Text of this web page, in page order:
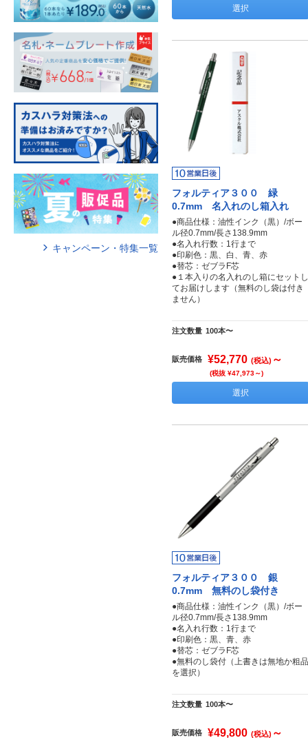
選択
フォルティア３００ 緑
0.7mm 名入れのし箱入れ
●商品仕様：油性インク（黒）/ボー
ル径0.7mm/長さ138.9mm
●名入れ行数：1行まで
●印刷色：黒、白、青、赤
●替芯：ゼブラF芯
●１本入りの名入れのし箱にセットし
てお届けします（無料のし袋は付き
ません）
注文数量 100本〜
販売価格 ¥52,770 (税込) ～
(税抜 ¥47,973～)
選択
フォルティア３００ 銀
0.7mm 無料のし袋付き
●商品仕様：油性インク（黒）/ボー
ル径0.7mm/長さ138.9mm
●名入れ行数：1行まで
●印刷色：黒、青、赤
●替芯：ゼブラF芯
●無料のし袋付（上書きは無地か粗品
を選択）
注文数量 100本〜
販売価格 ¥49,800 (税込) ～
キャンペーン・特集一覧